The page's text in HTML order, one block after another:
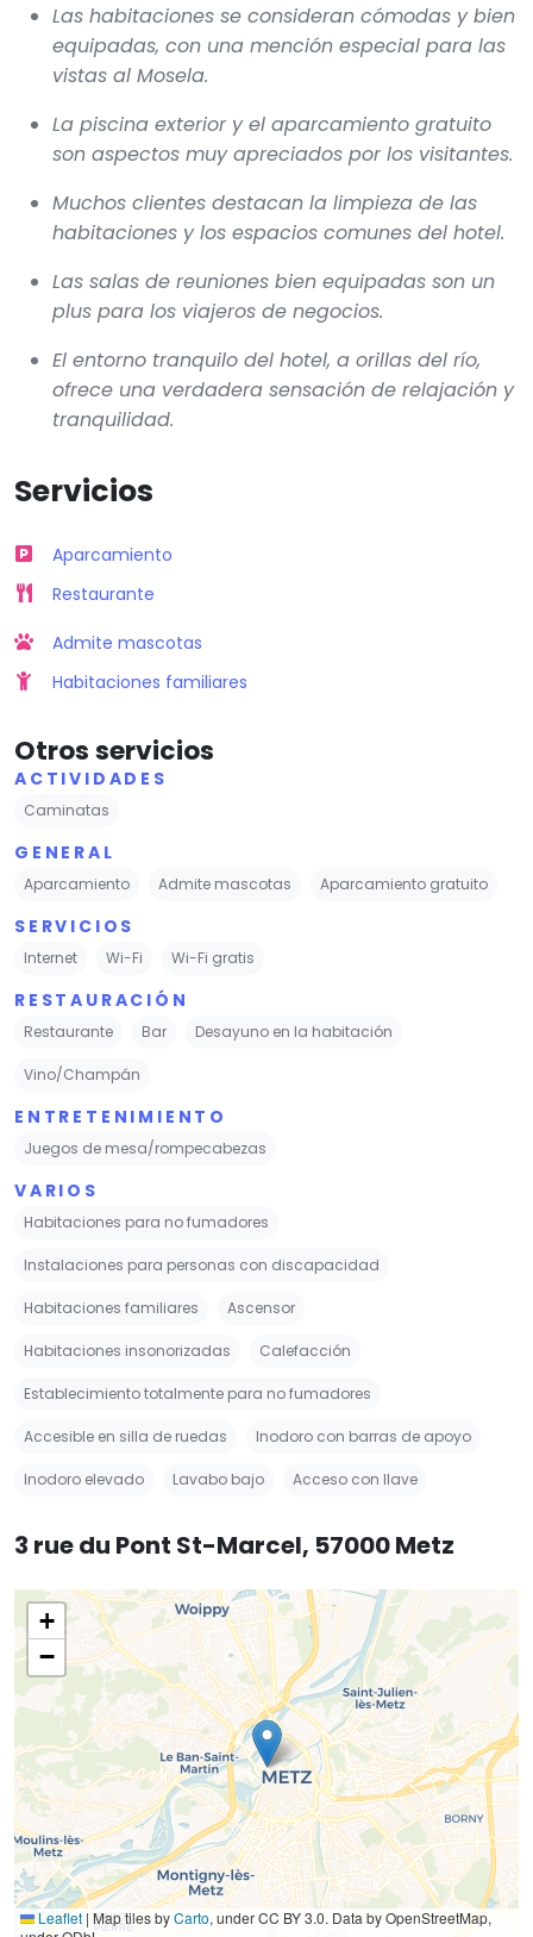
Las habitaciones se consideran cómodas y bien
equipadas, con una mención especial para las
vistas al Mosela.
La piscina exterior y el aparcamiento gratuito
son aspectos muy apreciados por los visitantes.
Muchos clientes destacan la limpieza de las
habitaciones y los espacios comunes del hotel.
Las salas de reuniones bien equipadas son un
plus para los viajeros de negocios.
El entorno tranquilo del hotel, a orillas del río,
ofrece una verdadera sensación de relajación y
tranquilidad.
Servicios
Aparcamiento
Restaurante
Admite mascotas
Habitaciones familiares
Otros servicios
ACTIVIDADES
Caminatas
GENERAL
Aparcamiento Admite mascotas Aparcamiento gratuito
SERVICIOS
Internet Wi-Fi Wi-Fi gratis
RESTAURACIÓN
Restaurante Bar Desayuno en la habitación
Vino/Champán
ENTRETENIMIENTO
Juegos de mesa/rompecabezas
VARIOS
Habitaciones para no fumadores
Instalaciones para personas con discapacidad
Habitaciones familiares Ascensor
Habitaciones insonorizadas Calefacción
Establecimiento totalmente para no fumadores
Accesible en silla de ruedas Inodoro con barras de apoyo
Inodoro elevado Lavabo bajo Acceso con llave
3 rue du Pont St-Marcel, 57000 Metz
+
−
Leaflet | Map tiles byCarto, under CC BY 3.0. Data by OpenStreetMap,